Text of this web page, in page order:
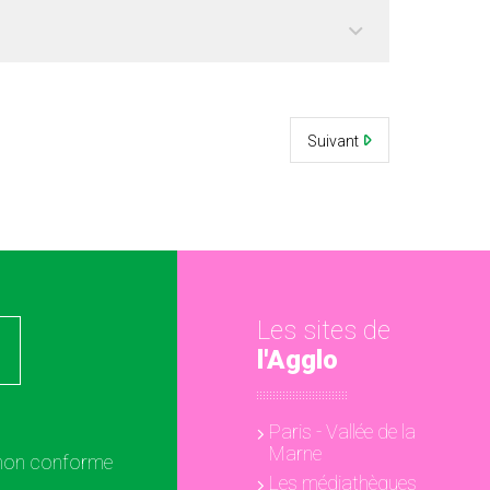
Suivant
conforme
Les sites de
l'Agglo
Paris - Vallée de la
Marne
Les médiathèques